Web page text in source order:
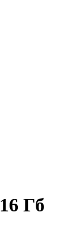
Гб